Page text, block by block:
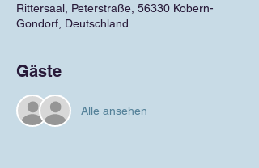
Rittersaal, Peterstraße, 56330 Kobern-
Gondorf, Deutschland
Gäste
Alle ansehen